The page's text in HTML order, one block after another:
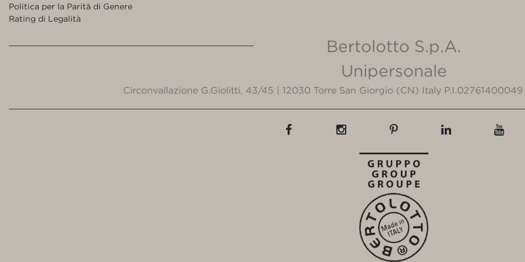
Politica per la Parità di Genere
Rating di Legalità
Bertolotto S.p.A.
Unipersonale
Circonvallazione G.Giolitti, 43/45 | 12030 Torre San Giorgio (CN) Italy